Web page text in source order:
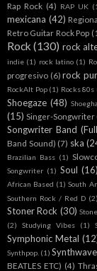
Rap Rock (4) RAP UK
mexicana (42)
Retro Guitar Rock Pop
Rock (130) rock
indie (1) rock latino (1)
progresivo (6) rock
RockAlt Pop (1) Rocks 80s
Shoegaze (48)
(15) Singer-Songwriter
Songwriter Band
Band Sound) (7) ska
Brazilian Bass (1)
Songwriter (1) Soul (16)
African Based (1) South
Southern Rock / Red D (2)
Stoner Rock (30)
(2)
Studying Vibes (1)
Symphonic Metal
Synthpop. (1) Synthwave
BEATLES ETC) (4)